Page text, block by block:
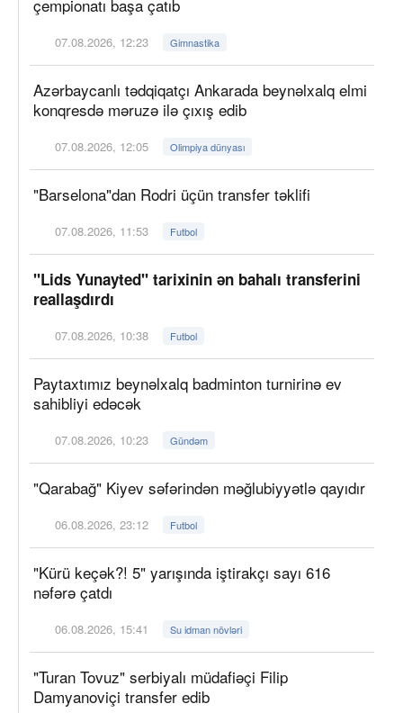
çempionatı başa çatıb
07.08.2026, 12:23 Gimnastika
Azərbaycanlı tədqiqatçı Ankarada beynəlxalq elmi
konqresdə məruzə ilə çıxış edib
07.08.2026, 12:05 Olimpiya dünyası
"Barselona"dan Rodri üçün transfer təklifi
07.08.2026, 11:53 Futbol
"Lids Yunayted" tarixinin ən bahalı transferini
reallaşdırdı
07.08.2026, 10:38 Futbol
Paytaxtımız beynəlxalq badminton turnirinə ev
sahibliyi edəcək
07.08.2026, 10:23 Gündəm
"Qarabağ" Kiyev səfərindən məğlubiyyətlə qayıdır
06.08.2026, 23:12 Futbol
"Kürü keçək?! 5" yarışında iştirakçı sayı 616
nəfərə çatdı
06.08.2026, 15:41 Su idman növləri
"Turan Tovuz" serbiyalı müdafiəçi Filip
Damyanoviçi transfer edib